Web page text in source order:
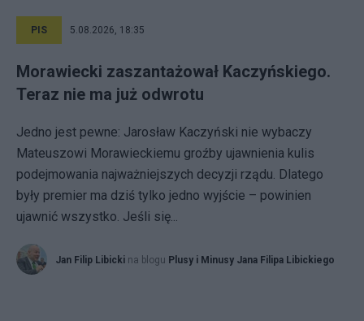
PIS 5.08.2026, 18:35
Morawiecki zaszantażował Kaczyńskiego.
Teraz nie ma już odwrotu
Jedno jest pewne: Jarosław Kaczyński nie wybaczy
Mateuszowi Morawieckiemu groźby ujawnienia kulis
podejmowania najważniejszych decyzji rządu. Dlatego
były premier ma dziś tylko jedno wyjście – powinien
ujawnić wszystko. Jeśli się...
Jan Filip Libicki na blogu Plusy i Minusy Jana Filipa Libickiego